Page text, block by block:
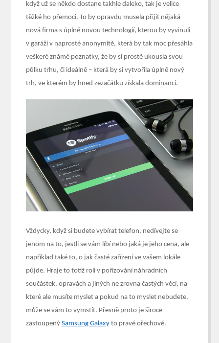
když už se někdo dostane takhle daleko, tak je velice
těžké ho přemoci. To by opravdu musela přijít nějaká
nová firma s úplně novou technologií, kterou by vyvinuli
v garáži v naprosté anonymitě, která by tak moc přesáhla
veškeré známé poznatky, že by si prostě ukousla svou
půlku trhu, či ideálně – která by si vytvořila úplně nový
trh, ve kterém by hned zezačátku získala dominanci.
Vždycky, když si budete vybírat telefon, nedívejte se
jenom na to, jestli se vám líbí nebo jaká je jeho cena, ale
například také to, o jak časté zařízení ve vašem lokále
půjde. Hraje to totiž roli v pořizování náhradních
součástek, opravách a jiných ne zrovna častých věcí, na
které ale musíte myslet a pokud na to myslet nebudete,
může se vám to vymstít. Přesně proto je široce
zastoupený Samsung Galaxyto pravé ořechové.